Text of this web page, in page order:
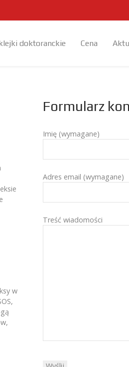
doktoranckie Cena
w
Formularz
Imię (wymagane)
Adres email (wymagane)
Treść wiadomości